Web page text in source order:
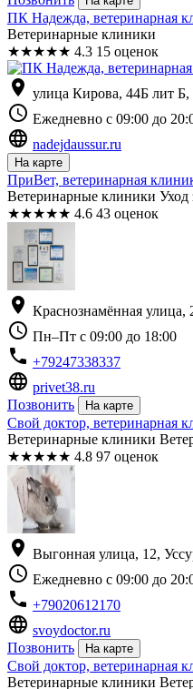
ПК Надежда, ветеринарная
Ветеринарные клиники
★★★★★ 4.3 15 оценок
location_on улица Кирова, 44Б лит Б,
schedule Ежедневно с 09:00 до
language nadejdaussur.ru
На карте
ПриВет, ветеринарная
Ветеринарные клиники
★★★★★ 4.6 43 оценок
location_on Краснознамённая улица,
schedule Пн–Пт с 09:00 до 18:00
phone +79247338337
language privet38.ru
Позвонить
На карте
Свой доктор, ветеринарная
Ветеринарные клиники
★★★★★ 4.8 97 оценок
location_on Выгонная улица, 12,
schedule Ежедневно с 09:00 до
phone +79020612170
language svoydoctor.ru
Позвонить
На карте
Свой доктор, ветеринарная
Ветеринарные клиники